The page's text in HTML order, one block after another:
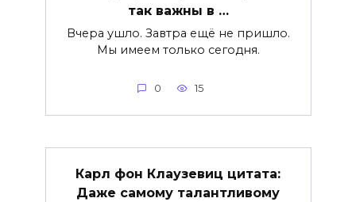
так важны в …
Вчера ушло. Завтра ещё не пришло.
Мы имеем только сегодня.
0 15
Карл фон Клаузевиц цитата:
Даже самому талантливому